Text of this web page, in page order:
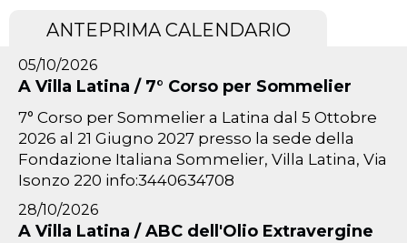
ANTEPRIMA CALENDARIO
05/10/2026
A Villa Latina / 7° Corso per Sommelier
7° Corso per Sommelier a Latina dal 5 Ottobre
2026 al 21 Giugno 2027 presso la sede della
Fondazione Italiana Sommelier, Villa Latina, Via
Isonzo 220 info:3440634708
28/10/2026
A Villa Latina / ABC dell'Olio Extravergine